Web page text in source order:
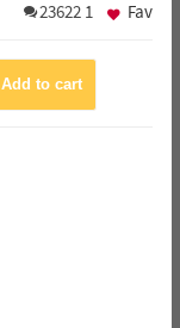
23622 1 Fav